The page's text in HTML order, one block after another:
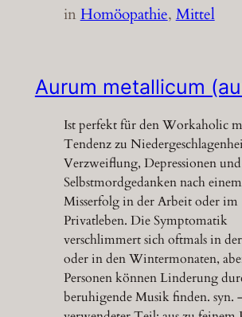
inHomöopathie, Mittel
Aurum metallicum
Ist perfekt für den Workaholic
Tendenz zu
Verzweiflung, Depressionen und
Selbstmordgedanken nach einem
Misserfolg in der Arbeit oder im
Privatleben. Die Symptomatik
verschlimmert sich oftmals in
oder in den Wintermonaten,
Personen können Linderung
beruhigende Musik finden. syn.